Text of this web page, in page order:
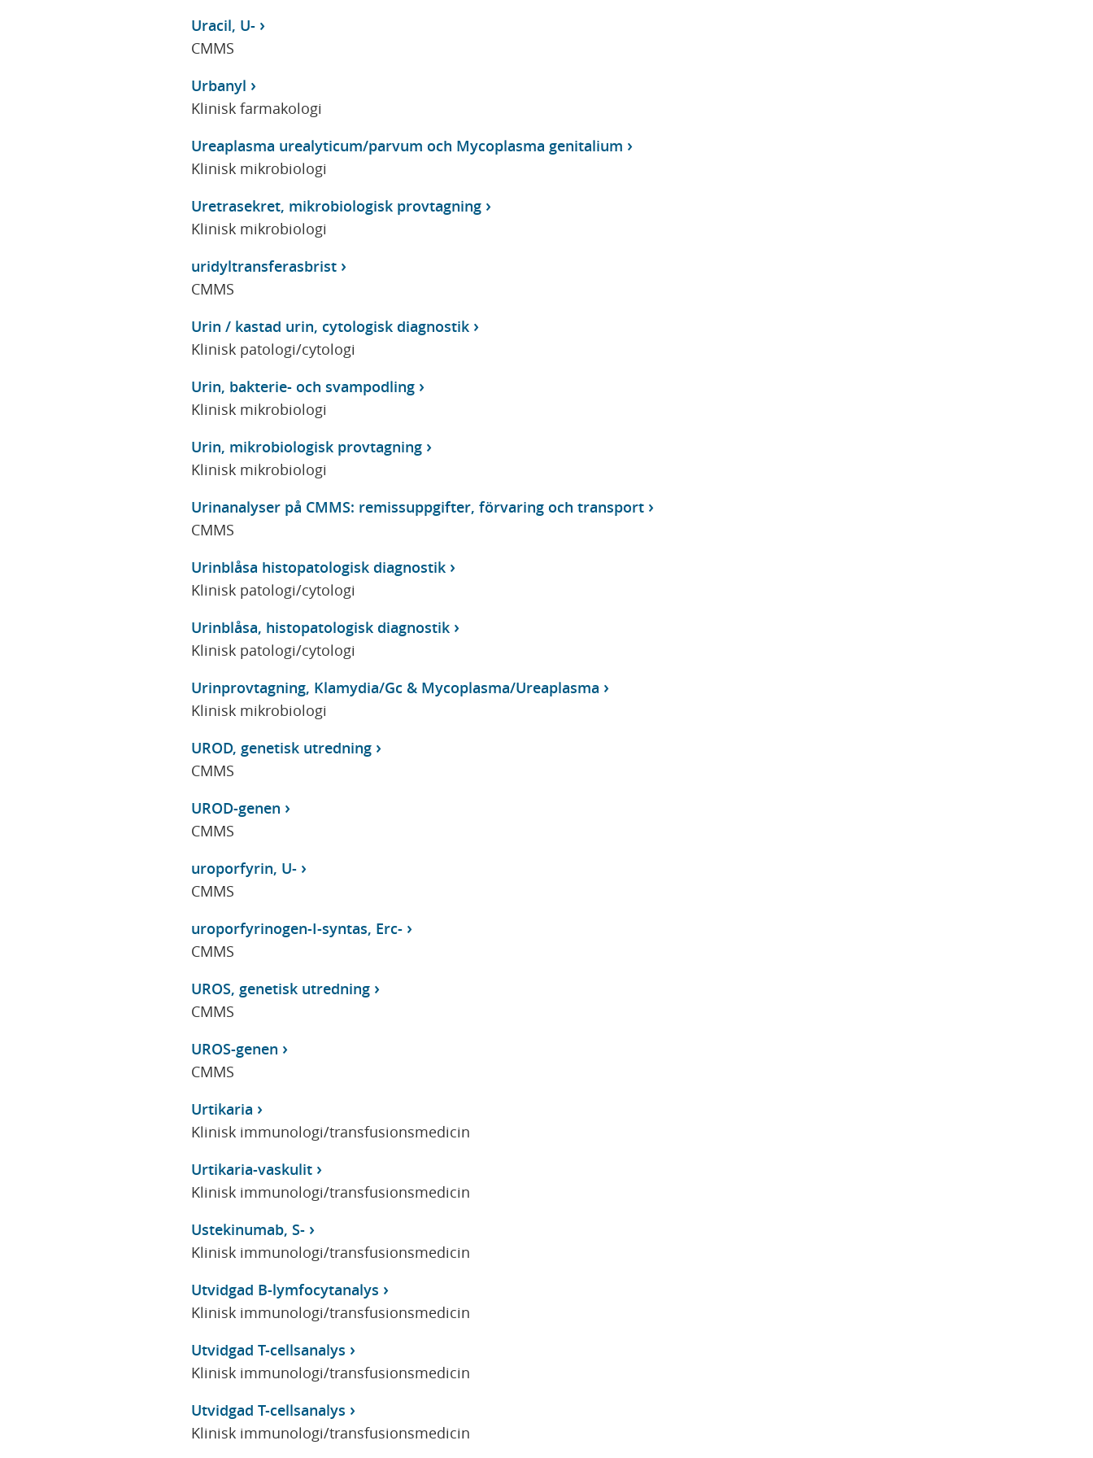
Uracil, U-
CMMS
Urbanyl
Klinisk farmakologi
Ureaplasma urealyticum/parvum och Mycoplasma genitalium
Klinisk mikrobiologi
Uretrasekret, mikrobiologisk provtagning
Klinisk mikrobiologi
uridyltransferasbrist
CMMS
Urin / kastad urin, cytologisk diagnostik
Klinisk patologi/cytologi
Urin, bakterie- och svampodling
Klinisk mikrobiologi
Urin, mikrobiologisk provtagning
Klinisk mikrobiologi
Urinanalyser på CMMS: remissuppgifter, förvaring och transport
CMMS
Urinblåsa histopatologisk diagnostik
Klinisk patologi/cytologi
Urinblåsa, histopatologisk diagnostik
Klinisk patologi/cytologi
Urinprovtagning, Klamydia/Gc & Mycoplasma/Ureaplasma
Klinisk mikrobiologi
UROD, genetisk utredning
CMMS
UROD-genen
CMMS
uroporfyrin, U-
CMMS
uroporfyrinogen-I-syntas, Erc-
CMMS
UROS, genetisk utredning
CMMS
UROS-genen
CMMS
Urtikaria
Klinisk immunologi/transfusionsmedicin
Urtikaria-vaskulit
Klinisk immunologi/transfusionsmedicin
Ustekinumab, S-
Klinisk immunologi/transfusionsmedicin
Utvidgad B-lymfocytanalys
Klinisk immunologi/transfusionsmedicin
Utvidgad T-cellsanalys
Klinisk immunologi/transfusionsmedicin
Utvidgad T-cellsanalys
Klinisk immunologi/transfusionsmedicin